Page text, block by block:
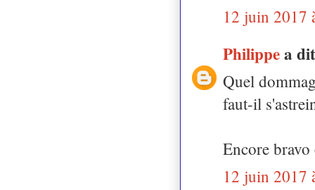
12 juin 2017
Philippea
Quel
faut-il
Encore bravo
12 juin 2017